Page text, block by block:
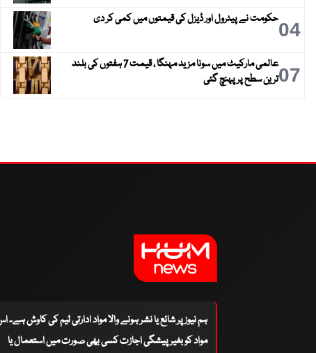
04حکومت نے پیٹرول اور ڈیزل کی قیمتوں میں کمی کر دی
07
عالمی مارکیٹ میں سونا مزید مہنگا ، قیمت 7 ہفتوں کی بلند
ترین سطح پر پہنچ گئی
ہم نیوز پر شائع یا نشر ہونے والا مواد ادارتی ٹیم کی کاوش ہے۔
مواد کو بغیر پیشگی اجازت کسی بھی صورت میں استعمال یا